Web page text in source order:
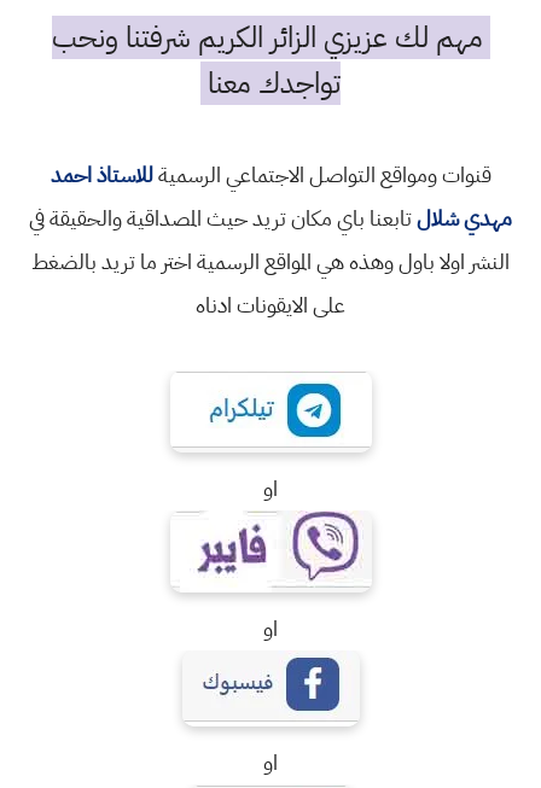
مهم لك عزيزي الزائر الكريم شرفتنا ونحب
تواجدك معنا
قنوات ومواقع التواصل الاجتماعي الرسميةللاستاذ احمد
مهدي شلالتابعنا باي مكان تريد حيث المصداقية والحقيقة في
النشر اولا باول وهذه هي المواقع الرسمية اختر ما تريد بالضغط
على الايقونات ادناه
او
او
او